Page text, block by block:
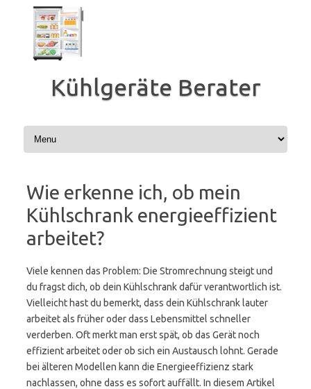
Zum
Inhalt
springen
Kühlgeräte Berater
Wie erkenne ich, ob mein
Kühlschrank energieeffizient
arbeitet?
Viele kennen das Problem: Die Stromrechnung steigt und
du fragst dich, ob dein Kühlschrank dafür verantwortlich ist.
Vielleicht hast du bemerkt, dass dein Kühlschrank lauter
arbeitet als früher oder dass Lebensmittel schneller
verderben. Oft merkt man erst spät, ob das Gerät noch
effizient arbeitet oder ob sich ein Austausch lohnt. Gerade
bei älteren Modellen kann die Energieeffizienz stark
nachlassen, ohne dass es sofort auffällt. In diesem Artikel